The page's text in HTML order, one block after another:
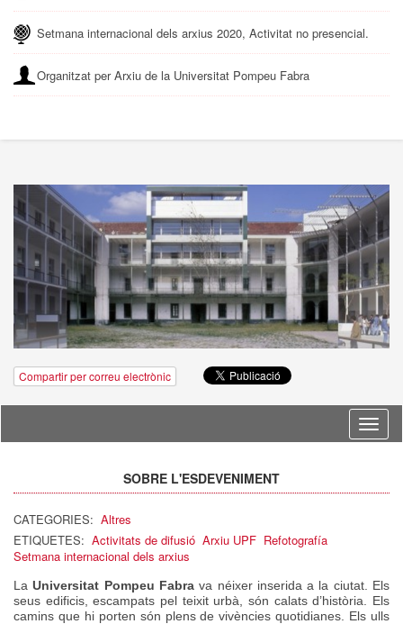
Setmana internacional dels arxius 2020, Activitat no presencial.
Organitzat per Arxiu de la Universitat Pompeu Fabra
Compartir per correu electrònic
Idioma
SOBRE L'ESDEVENIMENT
CATEGORIES: Altres
ETIQUETES: Activitats de difusió Arxiu UPF Refotografía
Setmana internacional dels arxius
LaUniversitat Pompeu Fabrava néixer inserida a la ciutat. Els
seus edificis, escampats pel teixit urbà, són calats d’història. Els
camins que hi porten són plens de vivències quotidianes. Els ulls